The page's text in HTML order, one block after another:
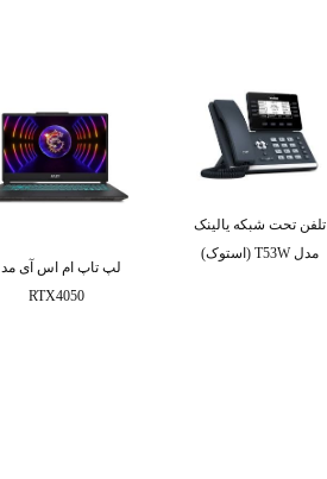
تلفن تحت شبکه یالینک
مدل T53W (استوک)
لپ تاپ ام اس آی
RTX4050